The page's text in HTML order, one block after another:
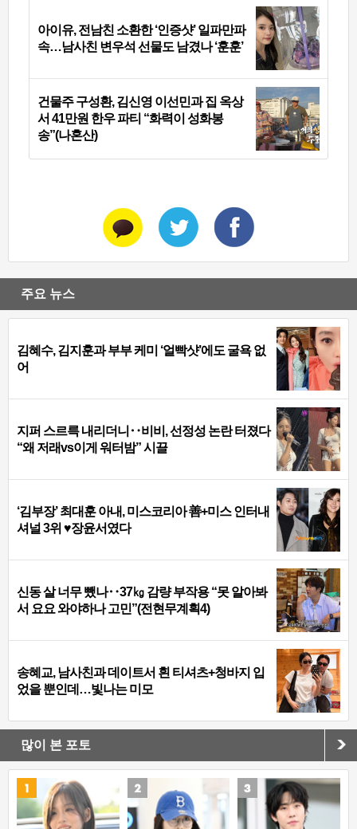
아이유, 전남친 소환한 ‘인증샷’ 일파만파
속…남사친 변우석 선물도 남겼나 ‘훈훈’
건물주 구성환, 김신영 이선민과 집 옥상
서 41만원 한우 파티 “화력이 성화봉
송”(나혼산)
주요 뉴스
김혜수, 김지훈과 부부 케미 ‘얼빡샷’에도 굴욕 없
어
지퍼 스르륵 내리더니‥비비, 선정성 논란 터졌다
“왜 저래vs이게 워터밤” 시끌
‘김부장’ 최대훈 아내, 미스코리아 善+미스 인터내
셔널 3위 ♥장윤서였다
신동 살 너무 뺐나‥37㎏ 감량 부작용 “못 알아봐
서 요요 와야하나 고민”(전현무계획4)
송혜교, 남사친과 데이트서 흰 티셔츠+청바지 입
었을 뿐인데…빛나는 미모
많이 본 포토